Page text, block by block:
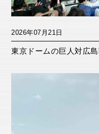
2026年07月21日
東京ドームの巨人対広